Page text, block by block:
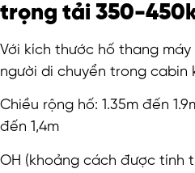
trọng tải 350-
Với kích thước hố thang
người di chuyển trong cabin
Chiều rộng hố: 1.35m đến
đến 1,4m
OH (khoảng cách được tính